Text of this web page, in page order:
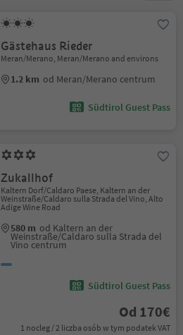
Gästehaus Rieder
Meran/Merano, Meran/Merano and environs
1.2 km od Meran/Merano centrum
Südtirol Guest Pass
Zukallhof
Kaltern Dorf/Caldaro Paese, Kaltern an der
Weinstraße/Caldaro sulla Strada del Vino, Alto
Adige Wine Road
580 m od Kaltern an der
Weinstraße/Caldaro sulla Strada del
Vino centrum
Südtirol Guest Pass
Od 170€
1 nocleg / 2 liczba osób w tym podatek VAT